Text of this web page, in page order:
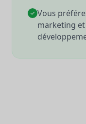
Vous
marketing